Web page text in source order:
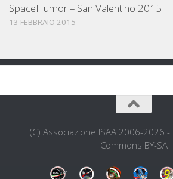
SpaceHumor – San Valentino 2015
13 FEBBRAIO 2015
(C) Associazione ISAA 2006-2026 -
Commons BY-SA